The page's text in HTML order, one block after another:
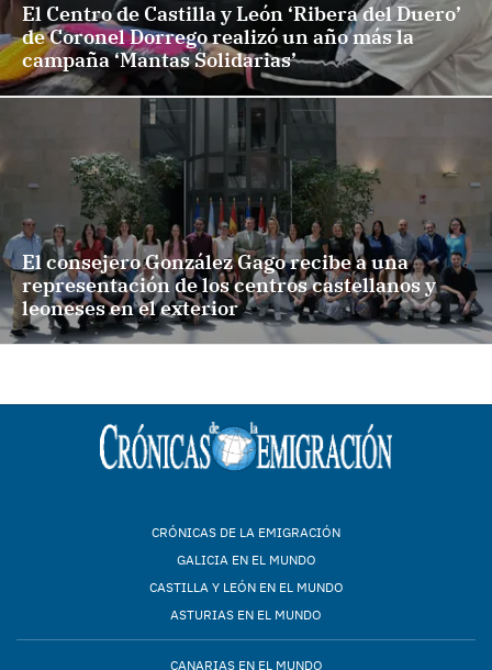
El Centro de Castilla y León ‘Ribera del Duero’
de Coronel Dorrego realizó un año más la
campaña ‘Mantas Solidarias’
El consejero González Gago recibe a una
representación de los centros castellanos y
leoneses en el exterior
CRÓNICAS DE LA EMIGRACIÓN
GALICIA EN EL MUNDO
CASTILLA Y LEÓN EN EL MUNDO
ASTURIAS EN EL MUNDO
CANARIAS EN EL MUNDO